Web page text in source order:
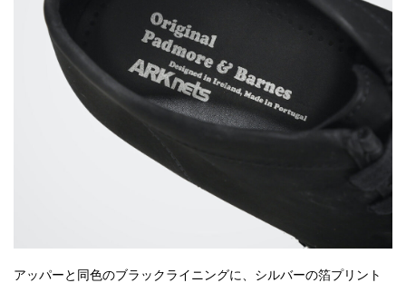
アッパーと同色のブラックライニングに、シルバーの箔プリント